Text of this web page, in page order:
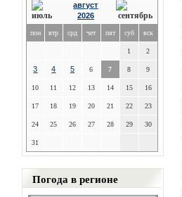
август
2026
пон втр срд чет пят суб вск
1 2
3 4 5 6 7 8 9
10 11 12 13 14 15 16
17 18 19 20 21 22 23
24 25 26 27 28 29 30
31
Погода в регионе